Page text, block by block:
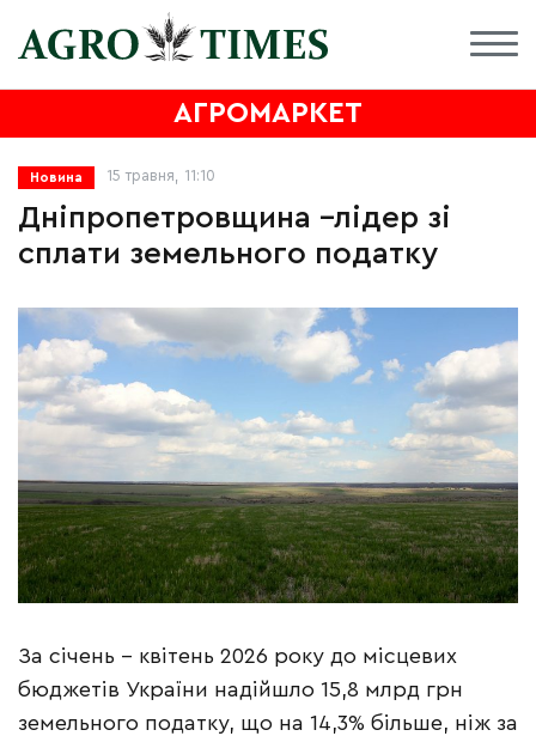
АГРОМАРКЕТ
Новина 15 травня, 11:10
Дніпропетровщина –лідер зі
сплати земельного податку
За січень – квітень 2026 року до місцевих
бюджетів України надійшло 15,8 млрд грн
земельного податку, що на 14,3% більше, ніж за